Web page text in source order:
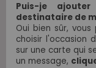
Puis-je
destinataire de
Oui bien sûr,
choisir l'occasion
sur une carte qui
un message,